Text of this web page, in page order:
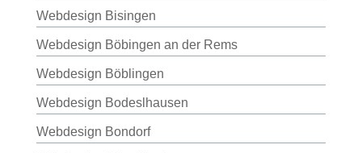
Webdesign Bisingen
Webdesign Böbingen an der Rems
Webdesign Böblingen
Webdesign Bodeslhausen
Webdesign Bondorf